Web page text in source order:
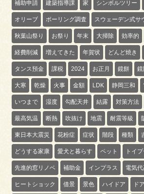
補助申請 建築指導課 家 シンボルツリー
オリーブ ボーリング調査 スウェーデン式サ
秋葉山祭り お祭り 年末 大掃除 効率的
経費削減 増えてきた 年賀状 どんど焼き
タンス預金 課税 2024 お正月 鏡餅 鏡
大寒 乾燥 火事 金額 LDK 静岡三和
いつまで 湿度 勾配天井 結露 対策方法
最高気温 断熱 吹抜け 地震 耐震等級
東日本大震災 花粉症 症状 階段 種類
どうする家康 愛犬と暮らす ペット トイ
先進的窓リノベ 補助金 インプラス 電気
ヒートショック 借景 景色 ハイドア ドア